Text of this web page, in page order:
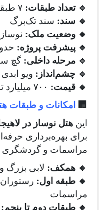
طبقات:۷ طبقه
سند تک‌برگ
ملک:نوساز و
پروژه: حدود ۶۰ درصد
داخلی: گچ سفید
ویو ابدی
۷۰۰ میلیارد تومان
و طبقات هتل
نوساز در لاهیجان
بهره‌برداری حرفه‌ای در
و گردشگری است.
لابی بزرگ و مجلل
اول:رستوران و
دوم تا پنجم:دارای ۴۰ اتاق هتلی مستر